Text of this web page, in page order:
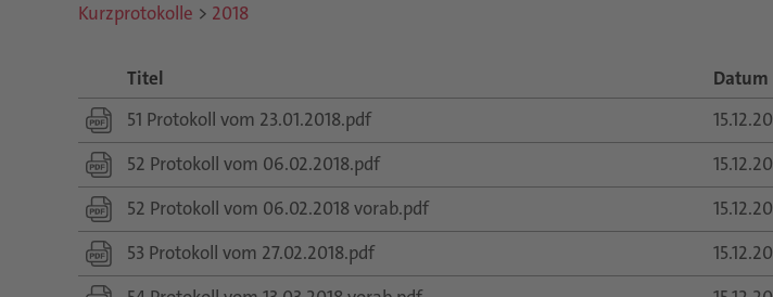
Kurzprotokolle > 2018
Titel Datum
51 Protokoll vom 23.01.2018.pdf
15.12.20
52 Protokoll vom 06.02.2018.pdf
15.12.20
52 Protokoll vom 06.02.2018 vorab.pdf
15.12.20
53 Protokoll vom 27.02.2018.pdf
15.12.20